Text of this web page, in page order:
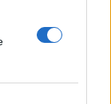
в